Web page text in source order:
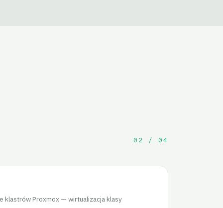
02 / 04
klastrów Proxmox — wirtualizacja klasy